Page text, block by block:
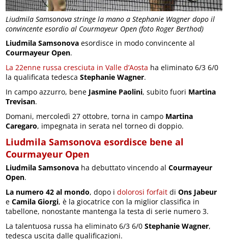
Liudmila Samsonova stringe la mano a Stephanie Wagner dopo il
convincente esordio al Courmayeur Open (foto Roger Berthod)
Liudmila Samsonova esordisce in modo convincente al
Courmayeur Open.
La 22enne russa cresciuta in Valle d’Aosta ha eliminato 6/3 6/0
la qualificata tedesca Stephanie Wagner.
In campo azzurro, bene Jasmine Paolini, subito fuori Martina
Trevisan.
Domani, mercoledì 27 ottobre, torna in campo Martina
Caregaro, impegnata in serata nel torneo di doppio.
Liudmila Samsonova esordisce bene al
Courmayeur Open
Liudmila Samsonova ha debuttato vincendo alCourmayeur
Open.
La numero 42 al mondo, dopo idolorosi forfait di Ons Jabeur
e Camila Giorgi, è la giocatrice con la miglior classifica in
tabellone, nonostante mantenga la testa di serie numero 3.
La talentuosa russa ha eliminato 6/3 6/0 Stephanie Wagner,
tedesca uscita dalle qualificazioni.